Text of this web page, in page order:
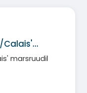
Calais'…
marsruudil